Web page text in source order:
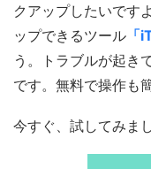
クアップしたいです
ップできるツール 「
う。トラブルが起き
です。無料で操作も
今すぐ、試してみま